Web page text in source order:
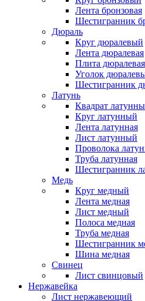
Лента бронзовая
Шестигранник
Дюраль
Круг дюралевый
Лента дюралевая
Плита дюралевая
Уголок
Шестигранник
Латунь
Квадрат
Круг латунный
Лента латунная
Лист латунный
Проволока
Труба латунная
Шестигранник
Медь
Круг медный
Лента медная
Лист медный
Полоса медная
Труба медная
Шестигранник
Шина медная
Свинец
Лист свинцовый
Нержавейка
Лист нержавеющий